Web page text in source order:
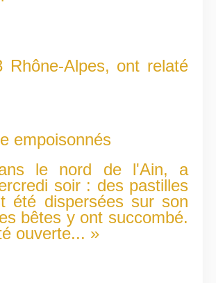
Rhône-Alpes, ont relaté
empoisonnés
le nord de l'Ain, a
soir : des pastilles
été dispersées sur son
bêtes y ont succombé.
ouverte... »